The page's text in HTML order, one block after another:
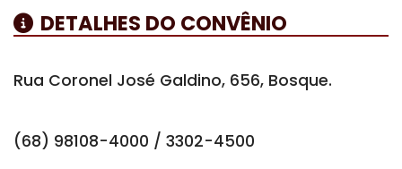
DETALHES DO CONVÊNIO
Rua Coronel José Galdino, 656, Bosque.
(68) 98108-4000 / 3302-4500